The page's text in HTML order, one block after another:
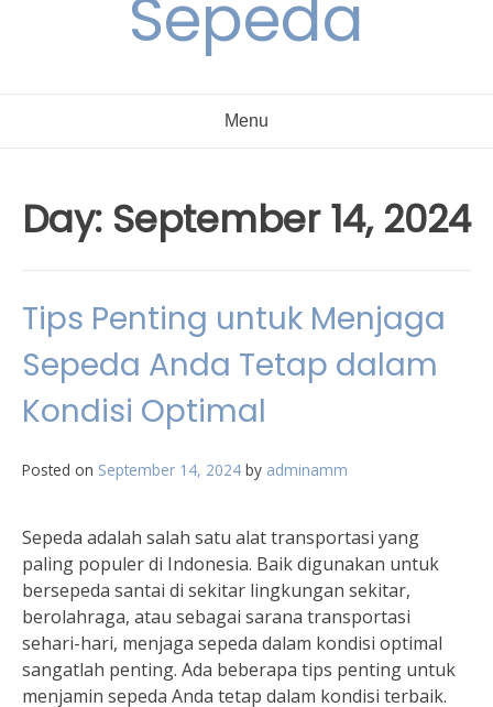
Sepeda
Menu
Day: September 14, 2024
Tips Penting untuk Menjaga
Sepeda Anda Tetap dalam
Kondisi Optimal
Posted on September 14, 2024 by adminamm
Sepeda adalah salah satu alat transportasi yang
paling populer di Indonesia. Baik digunakan untuk
bersepeda santai di sekitar lingkungan sekitar,
berolahraga, atau sebagai sarana transportasi
sehari-hari, menjaga sepeda dalam kondisi optimal
sangatlah penting. Ada beberapa tips penting untuk
menjamin sepeda Anda tetap dalam kondisi terbaik.